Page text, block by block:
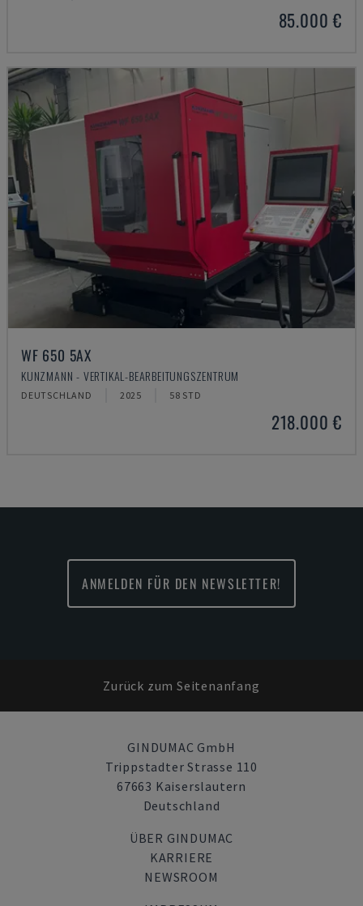
85.000 €
WF 650 5AX
KUNZMANN - VERTIKAL-BEARBEITUNGSZENTRUM
DEUTSCHLAND 2025 58 STD
218.000 €
ANMELDEN FÜR DEN NEWSLETTER!
Zurück zum Seitenanfang
GINDUMAC GmbH
Trippstadter Strasse 110
67663 Kaiserslautern
Deutschland
ÜBER GINDUMAC
KARRIERE
NEWSROOM